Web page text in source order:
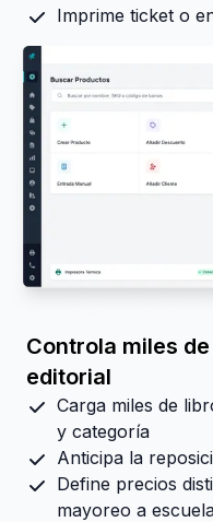
Imprime ticket o
Controla miles
editorial
Carga miles de
y categoría
Anticipa la
Define precios
mayoreo a